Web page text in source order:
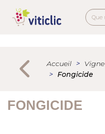
contenu
Accueil Vigne
Fongicide
FONGICIDE